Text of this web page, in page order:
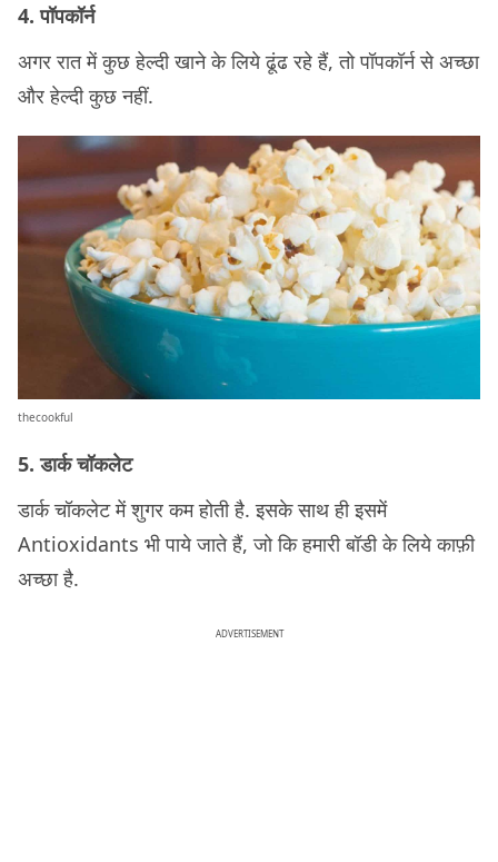
4. पॉपकॉर्न
अगर रात में कुछ हेल्दी खाने के लिये ढूंढ रहे हैं, तो पॉपकॉर्न से अच्छा
और हेल्दी कुछ नहीं.
thecookful
5. डार्क चॉकलेट
डार्क चॉकलेट में शुगर कम होती है. इसके साथ ही इसमें
Antioxidants भी पाये जाते हैं, जो कि हमारी बॉडी के लिये काफ़ी
अच्छा है.
ADVERTISEMENT